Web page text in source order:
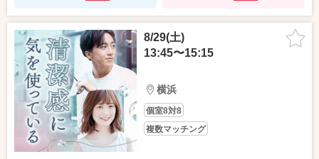
8/29(土)
13:45〜15:15
横浜
個室8対8
複数マッチング